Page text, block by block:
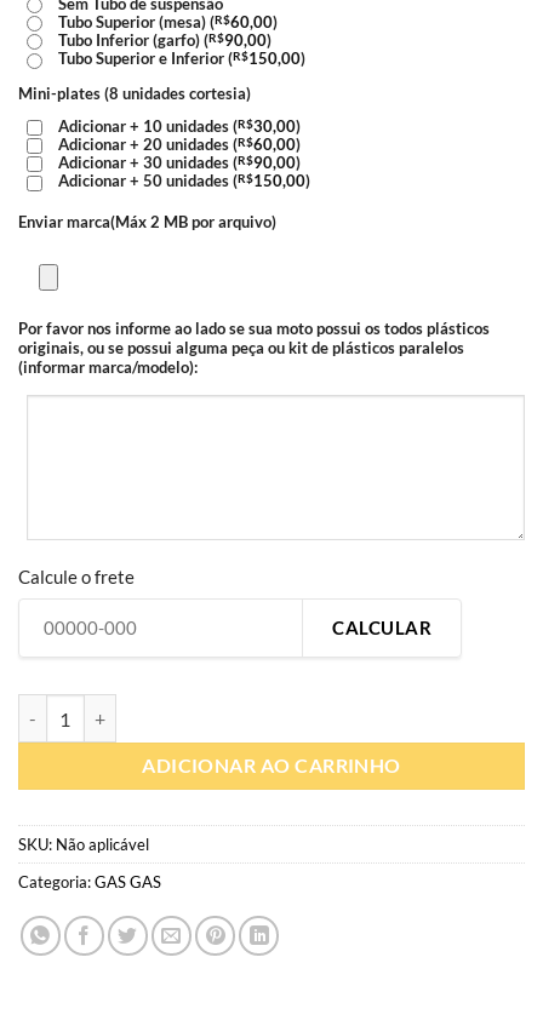
Tubo Superior (mesa) (R$60,00)
Tubo Inferior (garfo) (R$90,00)
Tubo Superior e Inferior (R$150,00)
Mini-plates (8 unidades cortesia)
Adicionar + 10 unidades (R$30,00)
Adicionar + 20 unidades (R$60,00)
Adicionar + 30 unidades (R$90,00)
Adicionar + 50 unidades (R$150,00)
Enviar marca(Máx 2 MB por arquivo)
Por favor nos informe ao lado se sua moto possui os todos plásticos
originais, ou se possui alguma peça ou kit de plásticos paralelos
(informar marca/modelo):
Calcule o frete
CALCULAR
ADICIONAR AO CARRINHO
SKU: Não aplicável
Categoria:GAS GAS